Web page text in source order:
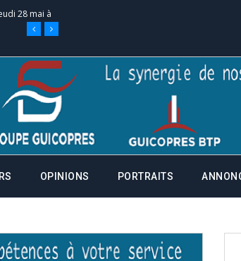
28 mai à
de
à une
possible
OPINIONS PORTRAITS